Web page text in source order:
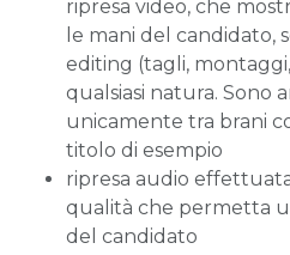
ripresa video, che
le mani del candidato,
editing (tagli,
qualsiasi natura. Sono
unicamente tra brani
titolo di esempio
ripresa audio
qualità che permetta
del candidato